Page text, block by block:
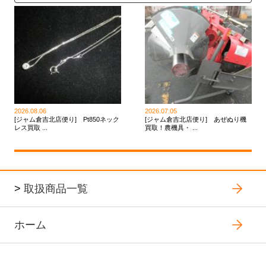
2026.08.06
[ジャム倉吉北店便り] Pt850ネック
レス買取 ...
2026.07.05
[ジャム倉吉北店便り] あぜぬり機
買取！農機具・ ...
> 取扱商品一覧
ホーム